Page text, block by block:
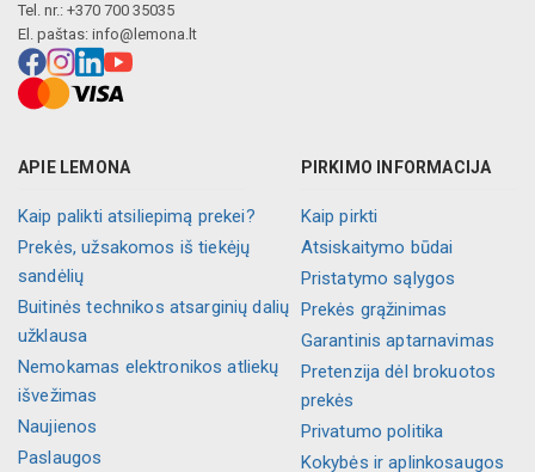
Tel. nr.: +370 700 35035
El. paštas: info@lemona.lt
APIE LEMONA
Kaip palikti atsiliepimą prekei?
Prekės, užsakomos iš tiekėjų
sandėlių
Buitinės technikos atsarginių dalių
užklausa
Nemokamas elektronikos atliekų
išvežimas
Naujienos
Paslaugos
PIRKIMO INFORMACIJA
Kaip pirkti
Atsiskaitymo būdai
Pristatymo sąlygos
Prekės grąžinimas
Garantinis aptarnavimas
Pretenzija dėl brokuotos
prekės
Privatumo politika
Kokybės ir aplinkosaugos